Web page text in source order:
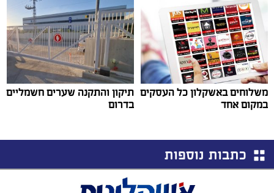
משלוחים באשקלון כל העסקים
במקום אחד
תיקון והתקנה שערים חשמליים
בדרום
כתבות נוספות